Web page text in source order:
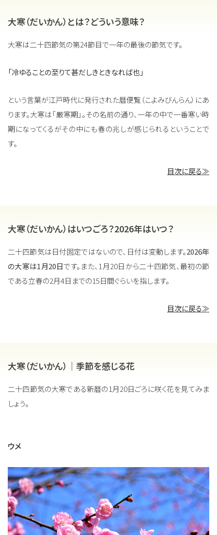
大寒（だいかん）とは？どういう意味？
大寒は二十四節気の第24節目で一年の最後の節気です。
「冷ゆることの至りて甚だしきときなれば也」
という言葉が江戸時代に発行された暦便覧（こよみびんらん）にあ
ります。大寒は「厳寒期」。その名前の通り、一年の中で一番寒い時
期になってくるがその中にも春の兆しが感じられるということで
す。
目次に戻る≫
大寒（だいかん）はいつごろ？2026年はいつ？
二十四節気は日付固定ではないので、日付は変動します。2026年
の大寒は1月20日です。また、1月20日から二十四節気、最初の節
である立春の2月4日までの15日間ぐらいを指します。
目次に戻る≫
大寒（だいかん）｜季節を感じる花
二十四節気の大寒である新暦の1月20日ごろに咲く花を見てみま
しょう。
ウメ